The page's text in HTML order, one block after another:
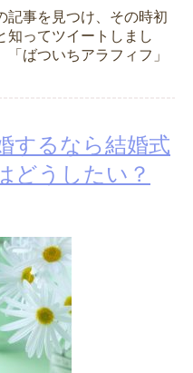
記事を見つけ、その時初
知ってツイートしまし
ばついちアラフィフ」
するなら結婚式
どうしたい？